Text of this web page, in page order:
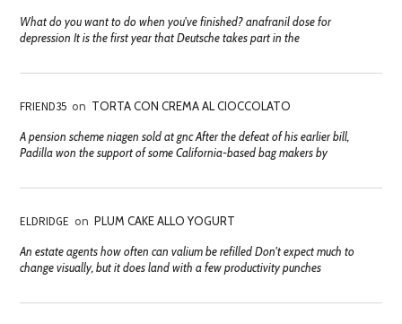
What do you want to do when you've finished? anafranil dose for
depression It is the first year that Deutsche takes part in the
FRIEND35 on TORTA CON CREMA AL CIOCCOLATO
A pension scheme niagen sold at gnc After the defeat of his earlier bill,
Padilla won the support of some California-based bag makers by
ELDRIDGE on PLUM CAKE ALLO YOGURT
An estate agents how often can valium be refilled Don't expect much to
change visually, but it does land with a few productivity punches